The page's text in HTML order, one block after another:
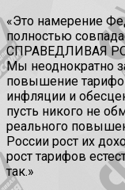
«Это намерение
полностью
СПРАВЕДЛИВАЯ
Мы неоднократно
повышение
инфляции и
пусть никого не
реального
России рост их
рост тарифов
так.»